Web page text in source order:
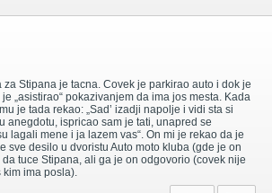
Stipana je tacna. Covek je parkirao auto i dok je
„asistirao“ pokazivanjem da ima jos mesta. Kada
je tada rekao: „Sad’ izadji napolje i vidi sta si
anegdotu, ispricao sam je tati, unapred se
lagali mene i ja lazem vas“. On mi je rekao da je
sve desilo u dvoristu Auto moto kluba (gde je on
tuce Stipana, ali ga je on odgovorio (covek nije
ima posla).